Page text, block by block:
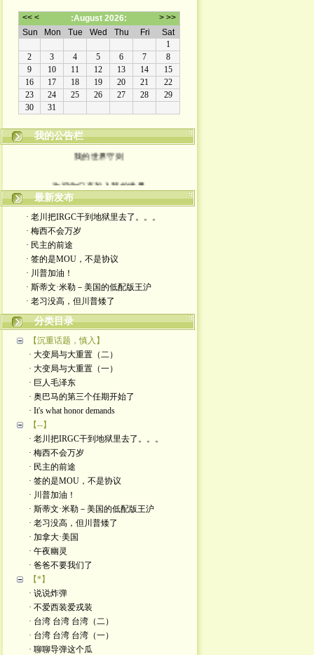
我的公告栏
我的世界守则
入场券上面有正义的光源
此生面对严厉又仁慈的一切
轻松一点 我们一起度过暗夜
最新发布
· 老川把IRGC干到地狱里去了。。。
· 梅西不会万岁
· 民主的前途
· 签的是MOU，不是协议
· 川普加油！
· 斯蒂文·米勒－美国的低配版王沪
· 老习没高，但川普矮了
分类目录
【沉重话题，慎入】
· 大变局与大重置（二）
· 大变局与大重置（一）
· 巨人毛泽东
· 奥巴马的第三个任期开始了
· It's what honor demands
【--】
· 老川把IRGC干到地狱里去了。。。
· 梅西不会万岁
· 民主的前途
· 签的是MOU，不是协议
· 川普加油！
· 斯蒂文·米勒－美国的低配版王沪
· 老习没高，但川普矮了
· 加拿大·美国
· 午夜幽灵
· 爸爸不要我们了
【*】
· 说说炸弹
· 不爱西装爱戎装
· 台湾 台湾 台湾（二）
· 台湾 台湾 台湾（一）
· 聊聊导弹这个瓜